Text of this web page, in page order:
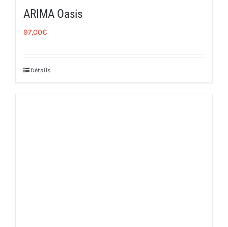
ARIMA Oasis
97,00€
Détails